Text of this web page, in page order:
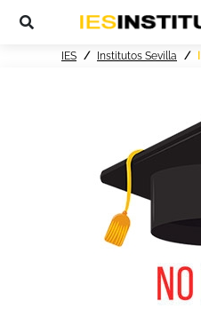
IES Institutos Sevilla